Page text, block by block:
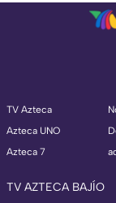
TV Azteca
Azteca UNO
Azteca 7
TV AZTECA BAJÍO